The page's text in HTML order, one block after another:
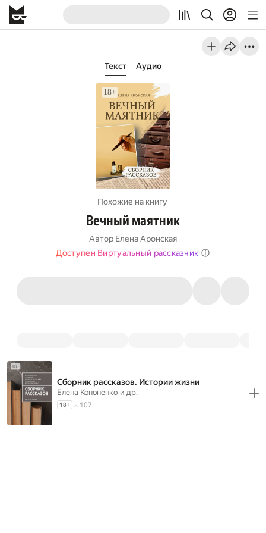
Текст Аудио
Похожие на книгу
Вечный маятник
Автор Елена Аронская
Доступен Виртуальный рассказчик
Сборник рассказов. Истории жизни
Елена Кононенко и др.
18+ 107